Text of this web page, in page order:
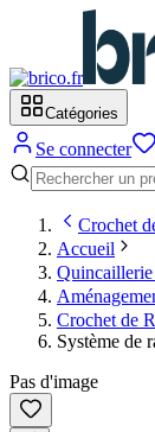
Catégories
Se connecter
Crochet
Accueil
Crochet de
Système de
Pas d'image